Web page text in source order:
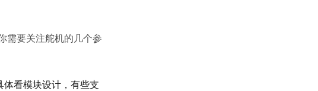
需要关注舵机的几个参
看模块设计，有些支